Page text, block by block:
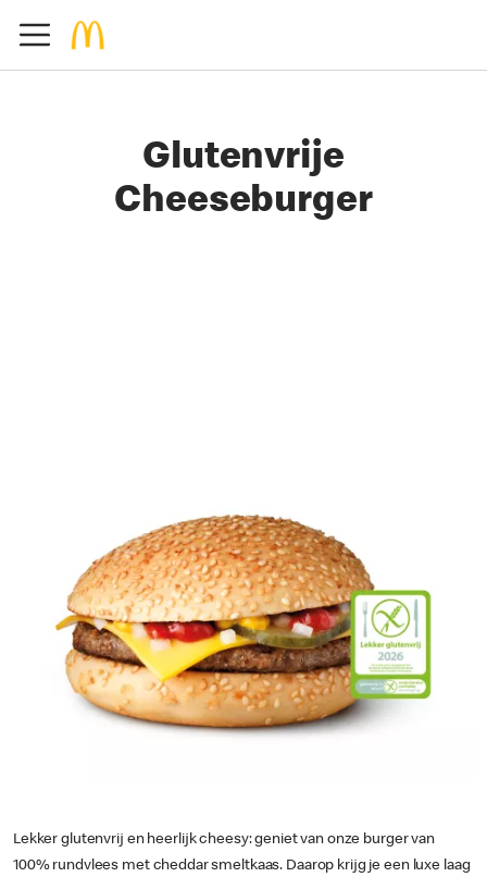
Glutenvrije
Cheeseburger
Lekker glutenvrij en heerlijk cheesy: geniet van onze burger van
100% rundvlees met cheddar smeltkaas. Daarop krijg je een luxe laag